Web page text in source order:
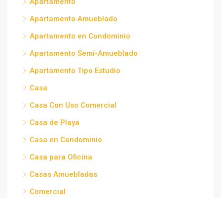
Apartamento Amueblado
Apartamento en Condominio
Apartamento Semi-Amueblado
Apartamento Tipo Estudio
Casa
Casa Con Uso Comercial
Casa de Playa
Casa en Condominio
Casa para Oficina
Casas Amuebladas
Comercial